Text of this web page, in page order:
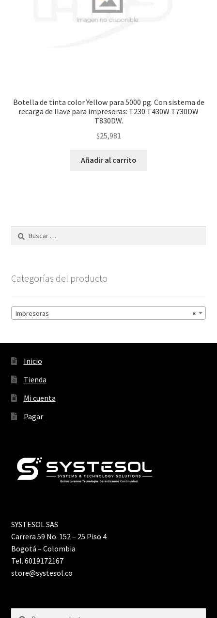
Botella de tinta color Yellow para 5000 pg. Con sistema de
recarga de llave para impresoras: T230 T430W T730DW
T830DW.
$25,981
Añadir al carrito
Buscar:
Categorías del producto
×
Impresoras
Inicio
Tienda
Mi cuenta
Pagar
SYSTESOL SAS
Carrera 59 No. 152 – 25 Piso 4
Bogotá – Colombia
Tel. 6019172167
store@systesol.co